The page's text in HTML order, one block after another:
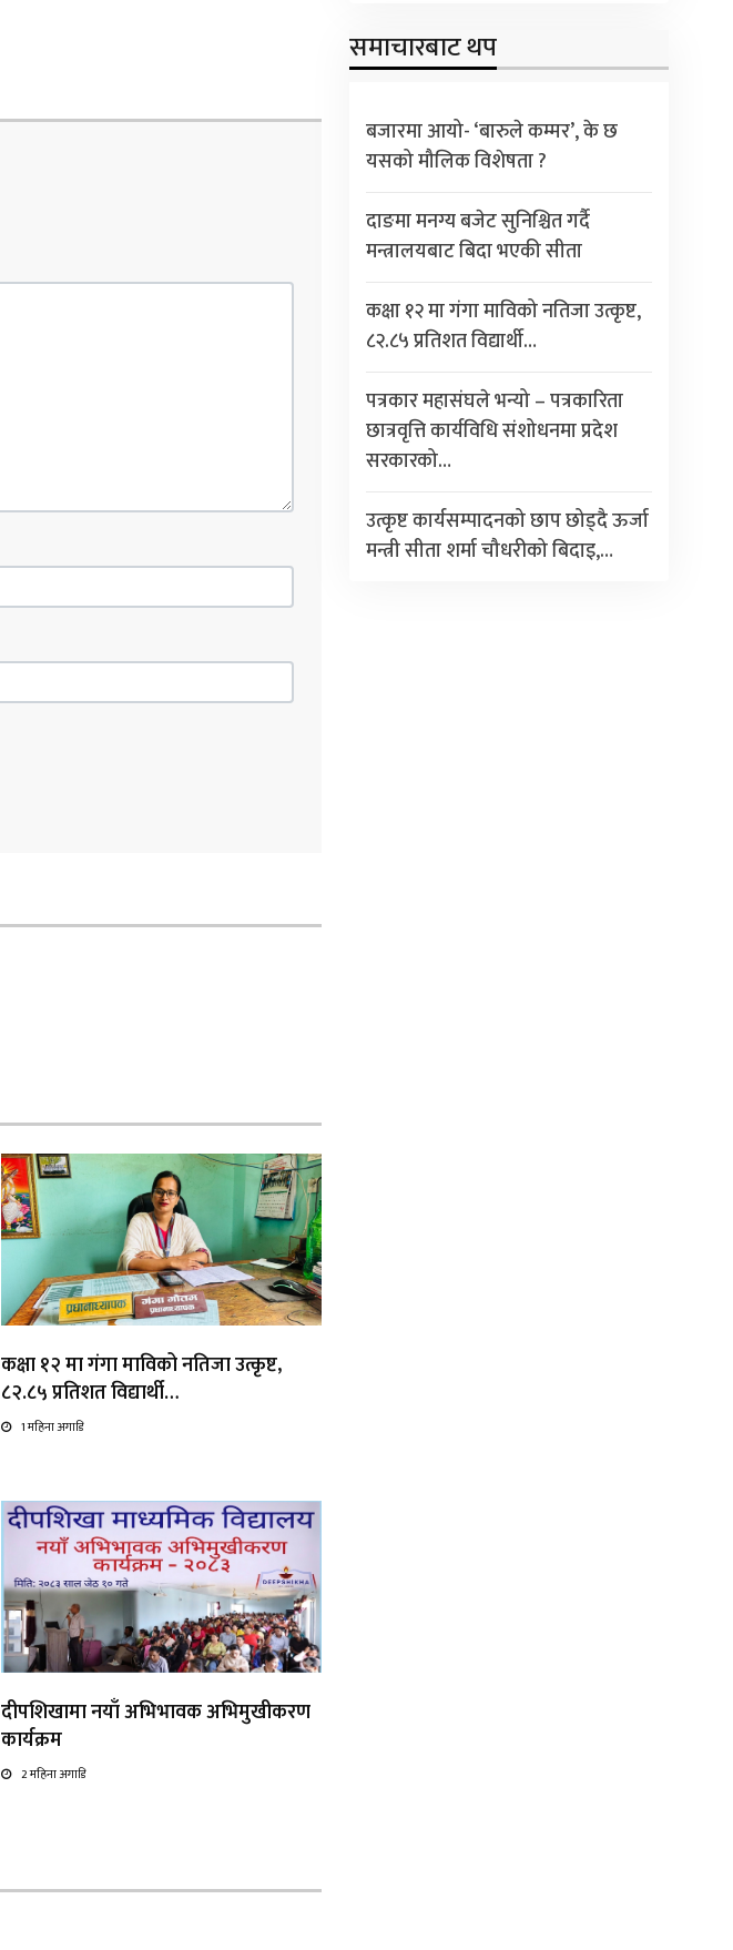
कक्षा १२ मा गंगा माविको नतिजा उत्कृष्ट,
८२.८५ प्रतिशत विद्यार्थी…
1 महिना अगाडि
दीपशिखामा नयाँ अभिभावक अभिमुखीकरण
कार्यक्रम
2 महिना अगाडि
समाचारबाट थप
बजारमा आयो- ‘बारुले कम्मर’, के छ
यसको मौलिक विशेषता ?
दाङमा मनग्य बजेट सुनिश्चित गर्दै
मन्त्रालयबाट बिदा भएकी सीता
कक्षा १२ मा गंगा माविको नतिजा उत्कृष्ट,
८२.८५ प्रतिशत विद्यार्थी…
पत्रकार महासंघले भन्यो – पत्रकारिता
छात्रवृत्ति कार्यविधि संशोधनमा प्रदेश
सरकारको…
उत्कृष्ट कार्यसम्पादनको छाप छोड्दै ऊर्जा
मन्त्री सीता शर्मा चौधरीको बिदाइ,…